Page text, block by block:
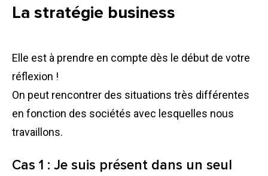
La stratégie business
Elle est à prendre en compte dès le début de votre
réflexion !
On peut rencontrer des situations très différentes
en fonction des sociétés avec lesquelles nous
travaillons.
Cas 1 : Je suis présent dans un seul